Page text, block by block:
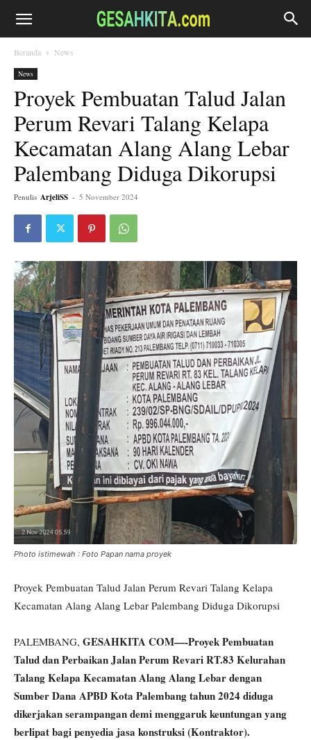
Beranda News
News
Proyek Pembuatan Talud Jalan
Perum Revari Talang Kelapa
Kecamatan Alang Alang Lebar
Palembang Diduga Dikorupsi
Penulis ArjeliSS - 5 November 2024
Photo istimewah : Foto Papan nama proyek
Proyek Pembuatan Talud Jalan Perum Revari Talang Kelapa
Kecamatan Alang Alang Lebar Palembang Diduga Dikorupsi
PALEMBANG, GESAHKITA COM—-Proyek Pembuatan
Talud dan Perbaikan Jalan Perum Revari RT.83 Kelurahan
Talang Kelapa Kecamatan Alang Alang Lebardengan
Sumber Dana APBD Kota Palembang tahun 2024 diduga
dikerjakan serampangan demi menggaruk keuntungan yang
berlipat bagi penyedia jasa konstruksi (Kontraktor).